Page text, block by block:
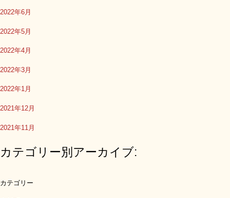
2022年6月
2022年5月
2022年4月
2022年3月
2022年1月
2021年12月
2021年11月
カテゴリー別アーカイブ:
カテゴリー